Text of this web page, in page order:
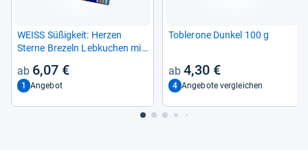
WEISS Süßig­keit: Her­zen
Sterne Bre­zeln Leb­ku­chen mit
6,07 €
1 Angebot
Tob­le­rone Dun­kel 100 g
4,30 €
4 Angebote vergleichen